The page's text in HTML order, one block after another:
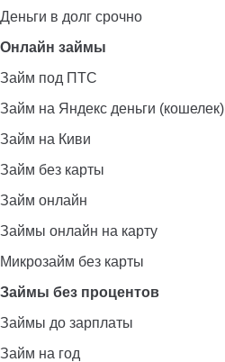
Деньги в долг срочно
Онлайн займы
Займ под ПТС
Займ на Яндекс деньги (кошелек)
Займ на Киви
Займ без карты
Займ онлайн
Займы онлайн на карту
Микрозайм без карты
Займы без процентов
Займы до зарплаты
Займ на год